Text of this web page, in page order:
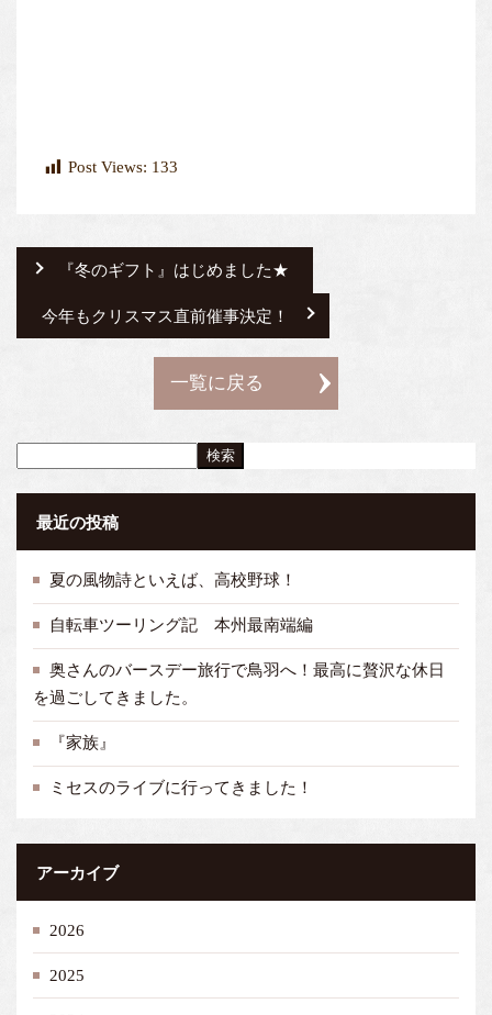
Post Views: 133
『冬のギフト』はじめました★
今年もクリスマス直前催事決定！
一覧に戻る
検索
最近の投稿
夏の風物詩といえば、高校野球！
自転車ツーリング記 本州最南端編
奥さんのバースデー旅行で鳥羽へ！最高に贅沢な休日
を過ごしてきました。
『家族』
ミセスのライブに行ってきました！
アーカイブ
2026
2025